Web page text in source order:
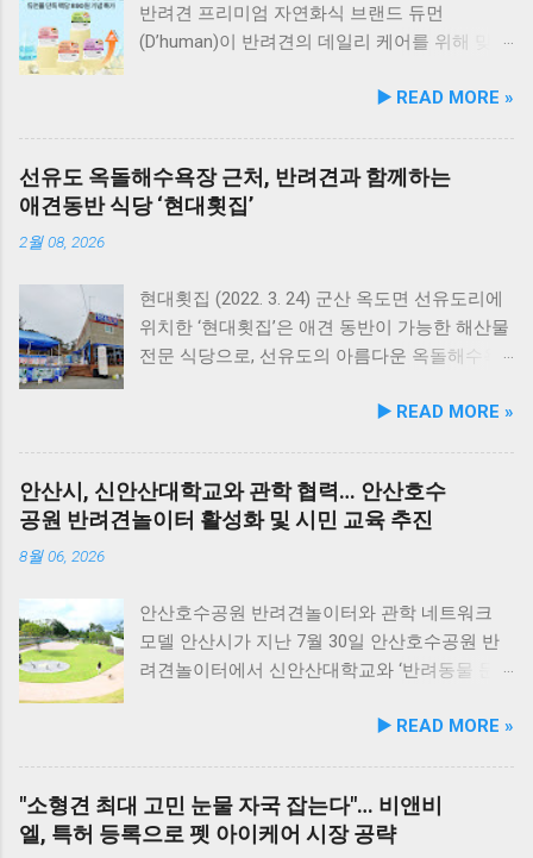
반려견 프리미엄 자연화식 브랜드 듀먼
(D’human)이 반려견의 데일리 케어를 위해 맞춤
얼 출시했다고 3일 발표했다. 주요 건강 고민 맞
강 고민을 식사만으로 간편하게 관리할 수 있도
록 설계된 점이 핵심이다. 기존 레시피의 기호
수 있는 데일리 영양 케어 제품으로 업그레이드
됐다. 리뉴얼 라인업은 국내산 닭가슴살을 베이
스로 영역별 기능성 성분을 더한 4종으로 구성
홍합, 보스웰리아, 상어 연골을 배합해 관절과
슬을 배합해 눈 건강과 항산화를 돕는다. 닭가슴
살&연어 빛나는 피모 : 오메가-3가 풍부한 연어
토마토, 타우린, L-카르니틴을 조합해 활력과 체
력 컨디션 유지에 중점을 두었다. 100% 휴먼그
레이드 및 AAFCO 주식 영양 기준 충족 듀먼 케
이드 원료만을 사용한다. 특히 미국 사료관리협
영양제 추가 없이 주식으로 급여가 가능하다. 생
산 과정에서는 겔화제, 산화방지제, 착색료 등 8
▶️ READ MORE »
선유도 옥돌해수욕장 근처, 반려견과 함께하는
애견동반 식당 ‘현대횟집’
2월 08, 2026
현대횟집 (2022. 3. 24) 군산 옥도면 선유도리에
위치한 ‘현대횟집’은 애견 동반이 가능한 해산물
전문 식당으로, 선유도의 아름다운 옥돌해수욕
즐기기에 안성맞춤인 곳입니다. 옥돌해수욕장
지요. 옥돌해수욕장 풍경 현대횟집은 해수욕장
입구 부근에 자리해 있어 산책 후 편안하게 식사
동물과의 외출 시 식당 선택에 고민이 적어지는
장점이 있습니다. 포근한 계절에는 야외에서 선
유항의 조용한 풍경을 감상하며 식사하는 것도
은 싱싱한 활어 광어가 푸짐하게 올라가 있어 신
충분히 만족스러운 한 끼가 됩니다. 군산 고군산
군도 여행을 더욱 풍성하게 만드는 든든한 식사
▶️ READ MORE »
안산시, 신안산대학교와 관학 협력… 안산호수
공원 반려견놀이터 활성화 및 시민 교육 추진
8월 06, 2026
안산호수공원 반려견놀이터와 관학 네트워크
모델 안산시가 지난 7월 30일 안산호수공원 반
려견놀이터에서 신안산대학교와 ‘반려동물 문
이번 협약은 안산시의 풍부한 행정 자원과 신안
한 차원 끌어올리기 위해 추진됐다. 관학 협력을
통한 올바른 반려문화 정착 및 갈등 해소 안산시
▶️ READ MORE »
"소형견 최대 고민 눈물 자국 잡는다"… 비앤비
엘, 특허 등록으로 펫 아이케어 시장 공략